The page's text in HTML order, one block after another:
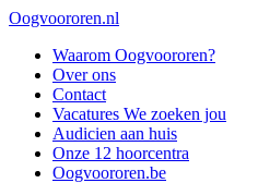
Oogvoororen.nl
Waarom Oogvoororen?
Over ons
Contact
Vacatures We zoeken jou
Audicien aan huis
Onze 12 hoorcentra
Oogvoororen.be